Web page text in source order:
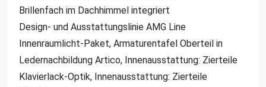
Brillenfach im Dachhimmel integriert
Design- und Ausstattungslinie AMG Line
Innenraumlicht-Paket, Armaturentafel Oberteil in
Ledernachbildung Artico, Innenausstattung: Zierteile
Klavierlack-Optik, Innenausstattung: Zierteile